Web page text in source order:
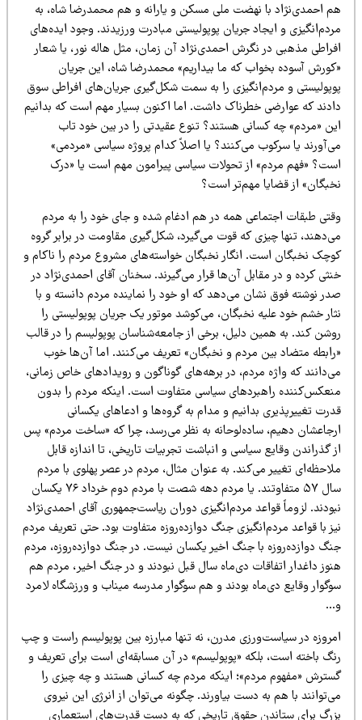
احمدی‌نژاد با نهضت ملی مسکن و یارانه و هم محمدرضا شاه، به
و ایجاد جریان پوپولیستی مبادرت ورزیدند. وجود ایده‌های
مذهبی در نگرش احمدی‌نژاد آن زمان، مثل هاله نور، یا شعار
آسوده بخواب که ما بیداریم» محمدرضا شاه، این جریان
و مردم‌انگیزی را به سمت شکل‌گیری جریان‌های افراطی سوق
که عوارضی خطرناک داشت. اما اکنون بسیار مهم است که بدانیم
«مردم» چه کسانی هستند؟ تنوع عقیدتی را در بین خود تاب
یا سرکوب می‌کنند؟ یا اصلاً کدام پروژه سیاسی «مردمی»
«فهم مردم» از تحولات سیاسی پیرامون مهم است یا «درک
از قضایا مهم‌تر است؟
طبقات اجتماعی همه در هم ادغام شده و جای خود را به مردم
تنها چیزی که قوت می‌گیرد، شکل‌گیری مقاومت در برابر گروه
نخبگان است. انگار نخبگان خواسته‌های مشروع مردم را ناکام و
کرده و در مقابل آن‌ها قرار می‌گیرند. سخنان آقای احمدی‌نژاد در
نوشته فوق نشان می‌دهد که او خود را نماینده مردم دانسته و با
خشم خود علیه نخبگان، می‌کوشد موتور یک جریان پوپولیستی را
کند. به همین دلیل، برخی از جامعه‌شناسان پوپولیسم را در قالب
متضاد بین مردم و نخبگان» تعریف می‌کنند. اما آن‌ها خوب
که واژه مردم، در برهه‌های گوناگون و رویدادهای خاص زمانی،
راهبردهای سیاسی متفاوت است. اینکه مردم را بدون
تغییرپذیری بدانیم و مدام به گروه‌ها و ادعاهای یکسانی
دهیم، ساده‌لوحانه به نظر می‌رسد، چرا که «ساخت مردم» پس
گذراندن وقایع سیاسی و انباشت تجربیات تاریخی، تا اندازه قابل
تغییر می‌کند. به عنوان مثال، مردم در عصر پهلوی با مردم
سال ۵۷ متفاوتند. یا مردم دهه شصت با مردم دوم خرداد ۷۶ یکسان
لزوماً قواعد مردم‌انگیزی دوران ریاست‌جمهوری آقای احمدی‌نژاد
با قواعد مردم‌انگیزی جنگ دوازده‌روزه متفاوت بود. حتی تعریف مردم
دوازده‌روزه با جنگ اخیر یکسان نیست. در جنگ دوازده‌روزه، مردم
داغدار اتفاقات دی‌ماه سال قبل نبودند و در جنگ اخیر، مردم هم
وقایع دی‌ماه بودند و هم سوگوار مدرسه میناب و ورزشگاه لامرد
در سیاست‌ورزی مدرن، نه تنها مبارزه بین پوپولیسم راست و چپ
باخته است، بلکه «پوپولیسم» در آن مسابقه‌ای است برای تعریف و
«مفهوم مردم»؛ اینکه مردم چه کسانی هستند و چه چیزی را
با هم به دست بیاورند. چگونه می‌توان از انرژی این نیروی
برای ستاندن حقوق تاریخی که به دست قدرت‌های استعماری